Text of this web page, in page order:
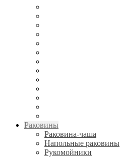
Раковины
Раковина-чаша
Напольные раковины
Рукомойники